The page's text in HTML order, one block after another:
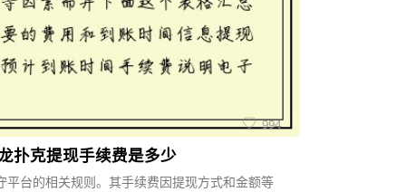
994
扑克提现手续费是多少
平台的相关规则。其手续费因提现方式和金额等